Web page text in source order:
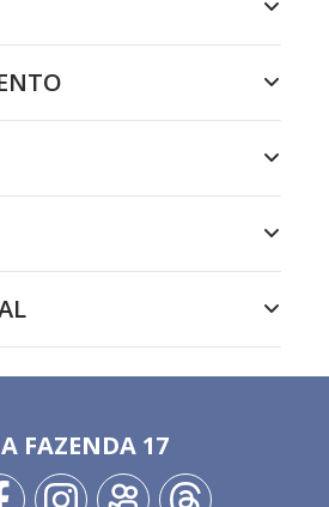
A FAZENDA 17